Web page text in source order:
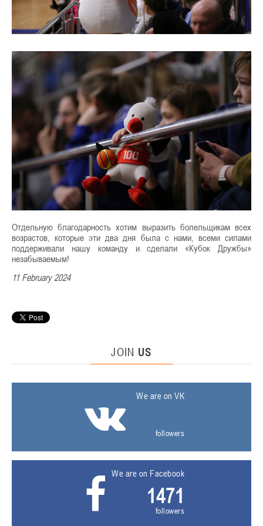
Отдельную благодарность хотим выразить болельщикам всех
возрастов, которые эти два дня была с нами, всеми силами
поддерживали нашу команду и сделали «Кубок Дружбы»
незабываемым!
11 February 2024
JOIN US
We are on VK
followers
We are on Facebook
1471
followers